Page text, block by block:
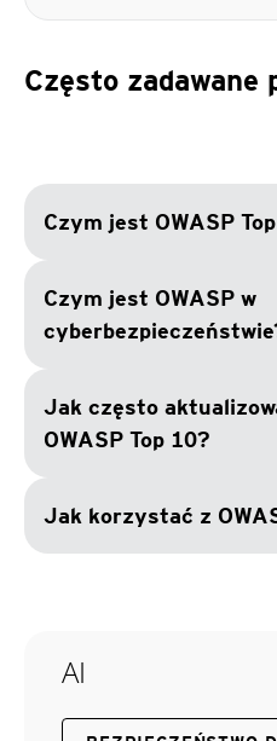
Często
Czym jest OWASP
Czym jest OWASP w
Jak często
OWASP Top 10?
Jak korzystać z
AI